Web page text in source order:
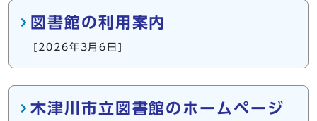
図書館の利用案内
[2026年3月6日]
木津川市立図書館のホームページ